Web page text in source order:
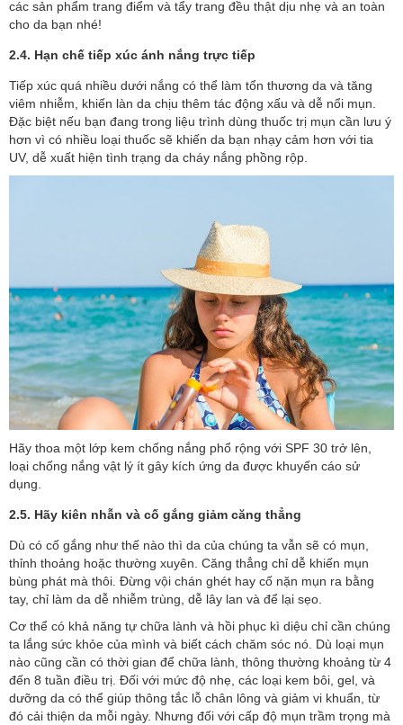
các sản phẩm trang điểm và tẩy trang đều thật dịu nhẹ và an toàn
cho da bạn nhé!
2.4. Hạn chế tiếp xúc ánh nắng trực tiếp
Tiếp xúc quá nhiều dưới nắng có thể làm tổn thương da và tăng
viêm nhiễm, khiến làn da chịu thêm tác động xấu và dễ nổi mụn.
Đặc biệt nếu bạn đang trong liệu trình dùng thuốc trị mụn cần lưu ý
hơn vì có nhiều loại thuốc sẽ khiến da bạn nhạy cảm hơn với tia
UV, dễ xuất hiện tình trạng da cháy nắng phồng rộp.
Hãy thoa một lớp kem chống nắng phổ rộng với SPF 30 trở lên,
loại chống nắng vật lý ít gây kích ứng da được khuyến cáo sử
dụng.
2.5. Hãy kiên nhẫn và cố gắng giảm căng thẳng
Dù có cố gắng như thế nào thì da của chúng ta vẫn sẽ có mụn,
thỉnh thoảng hoặc thường xuyên. Căng thẳng chỉ dễ khiến mụn
bùng phát mà thôi. Đừng vội chán ghét hay cố nặn mụn ra bằng
tay, chỉ làm da dễ nhiễm trùng, dễ lây lan và để lại sẹo.
Cơ thể có khả năng tự chữa lành và hồi phục kì diệu chỉ cần chúng
ta lắng sức khỏe của mình và biết cách chăm sóc nó. Dù loại mụn
nào cũng cần có thời gian để chữa lành, thông thường khoảng từ 4
đến 8 tuần điều trị. Đối với mức độ nhẹ, các loại kem bôi, gel, và
dưỡng da có thể giúp thông tắc lỗ chân lông và giảm vi khuẩn, từ
đó cải thiện da mỗi ngày. Nhưng đối với cấp độ mụn trầm trọng mà